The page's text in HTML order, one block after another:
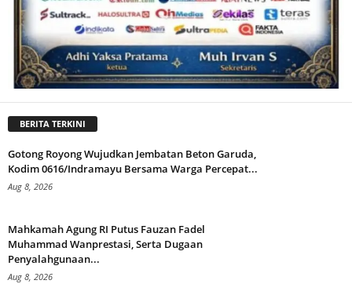
BERITA TERKINI
Gotong Royong Wujudkan Jembatan Beton Garuda,
Kodim 0616/Indramayu Bersama Warga Percepat...
Aug 8, 2026
Mahkamah Agung RI Putus Fauzan Fadel
Muhammad Wanprestasi, Serta Dugaan
Penyalahgunaan...
Aug 8, 2026